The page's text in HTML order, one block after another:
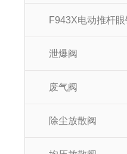
F943X电动推杆眼
泄爆阀
废气阀
除尘放散阀